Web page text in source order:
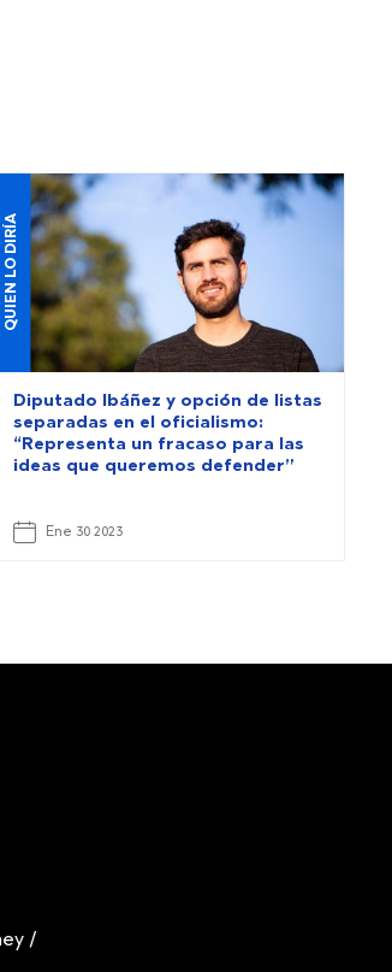
QUIEN LO DIRÍA
Diputado Ibáñez y opción de listas
separadas en el oficialismo:
“Representa un fracaso para las
ideas que queremos defender”
Ene 30 2023
/